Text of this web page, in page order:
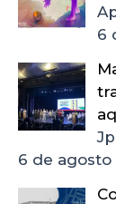
6
6 de agosto